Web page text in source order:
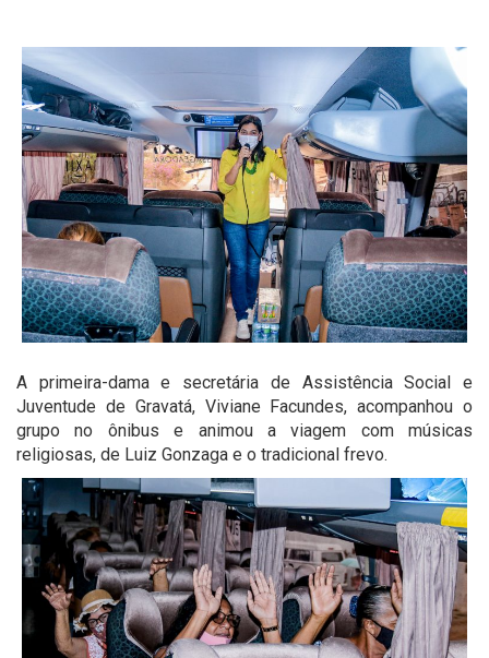
A primeira-dama e secretária de Assistência Social e
Juventude de Gravatá, Viviane Facundes, acompanhou o
grupo no ônibus e animou a viagem com músicas
religiosas, de Luiz Gonzaga e o tradicional frevo.